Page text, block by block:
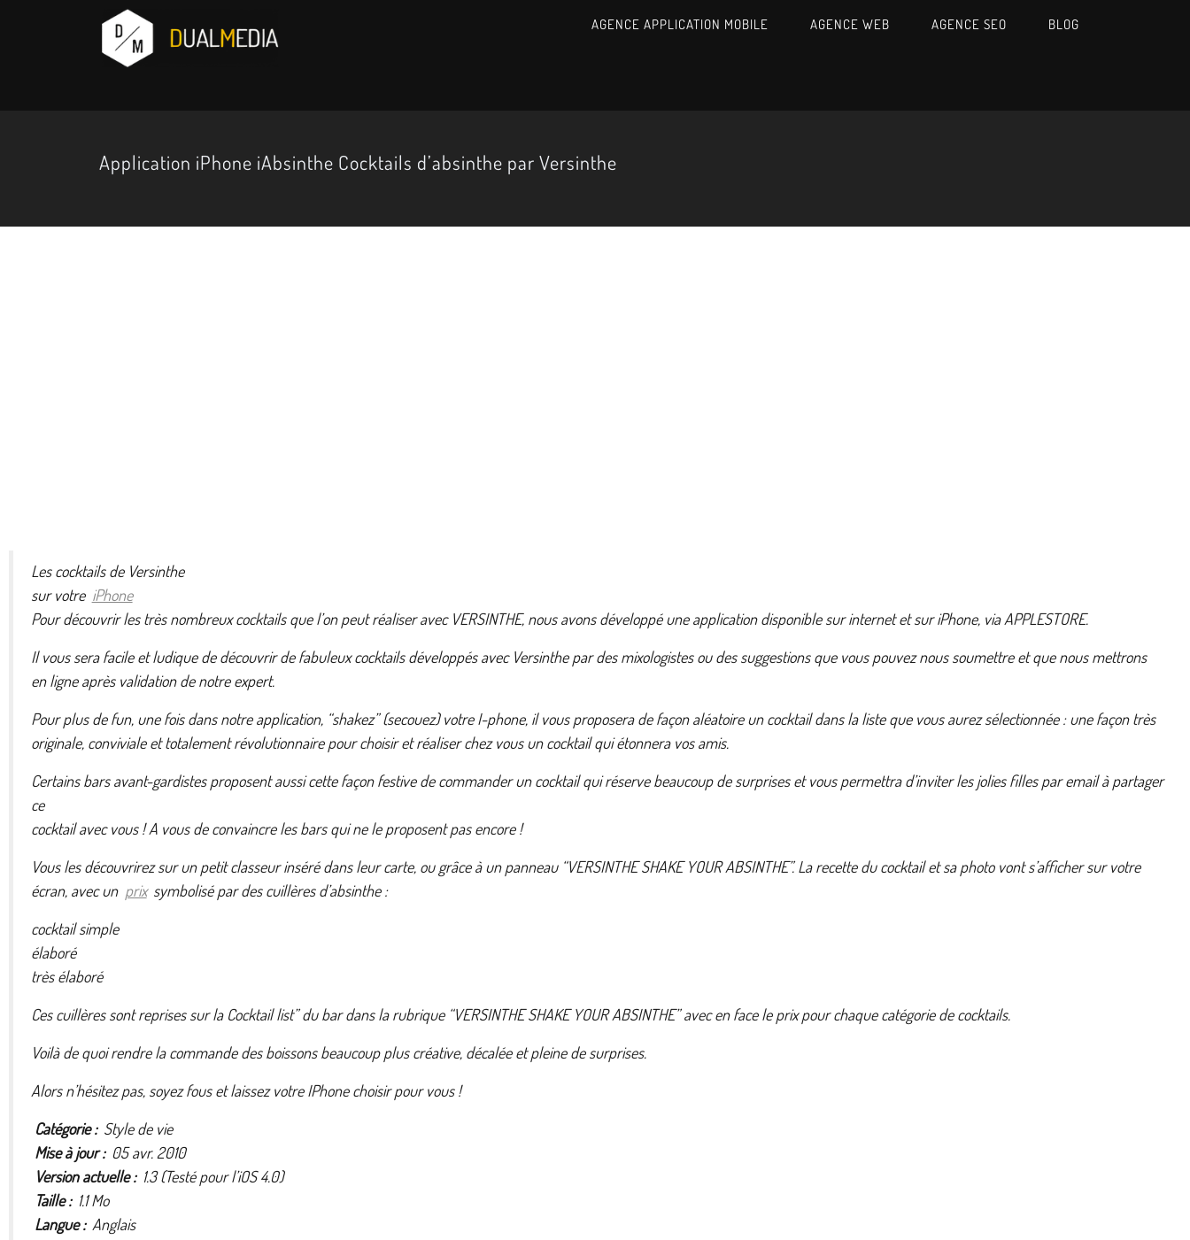
AGENCE APPLICATION MOBILE AGENCE WEB AGENCE SEO BLOG
Application iPhone iAbsinthe Cocktails d’absinthe par Versinthe
Les cocktails de Versinthe
sur votre iPhone
Pour découvrir les très nombreux cocktails que l’on peut réaliser avec VERSINTHE, nous avons développé une application disponible sur internet et sur iPhone, via APPLESTORE.
Il vous sera facile et ludique de découvrir de fabuleux cocktails développés avec Versinthe par des mixologistes ou des suggestions que vous pouvez nous soumettre et que nous mettrons
en ligne après validation de notre expert.
Pour plus de fun, une fois dans notre application, “shakez” (secouez) votre I-phone, il vous proposera de façon aléatoire un cocktail dans la liste que vous aurez sélectionnée : une façon très
originale, conviviale et totalement révolutionnaire pour choisir et réaliser chez vous un cocktail qui étonnera vos amis.
Certains bars avant-gardistes proposent aussi cette façon festive de commander un cocktail qui réserve beaucoup de surprises et vous permettra d’inviter les jolies filles par email à partager
ce
cocktail avec vous ! A vous de convaincre les bars qui ne le proposent pas encore !
Vous les découvrirez sur un petit classeur inséré dans leur carte, ou grâce à un panneau “VERSINTHE SHAKE YOUR ABSINTHE”. La recette du cocktail et sa photo vont s’afficher sur votre
écran, avec un prix symbolisé par des cuillères d’absinthe :
cocktail simple
élaboré
très élaboré
Ces cuillères sont reprises sur la Cocktail list” du bar dans la rubrique “VERSINTHE SHAKE YOUR ABSINTHE” avec en face le prix pour chaque catégorie de cocktails.
Voilà de quoi rendre la commande des boissons beaucoup plus créative, décalée et pleine de surprises.
Alors n’hésitez pas, soyez fous et laissez votre IPhone choisir pour vous !
Catégorie : Style de vie
Mise à jour : 05 avr. 2010
Version actuelle : 1.3 (Testé pour l’iOS 4.0)
Taille : 1.1 Mo
Langue : Anglais